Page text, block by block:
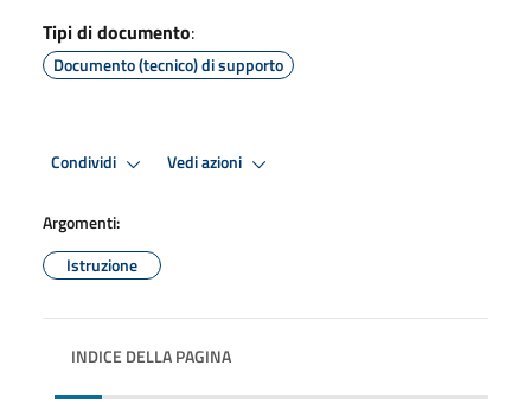
Tipi di documento:
Documento (tecnico) di supporto
Condividi Vedi azioni
Argomenti:
Istruzione
INDICE DELLA PAGINA